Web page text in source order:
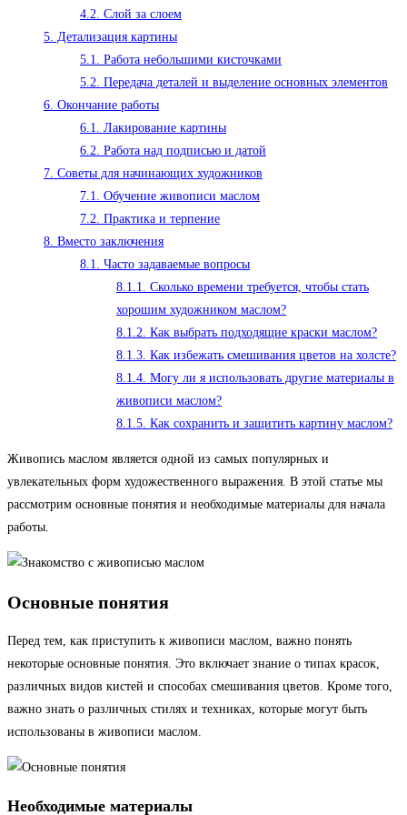
4.2. Слой за слоем
5. Детализация картины
5.1. Работа небольшими кисточками
5.2. Передача деталей и выделение основных элементов
6. Окончание работы
6.1. Лакирование картины
6.2. Работа над подписью и датой
7. Советы для начинающих художников
7.1. Обучение живописи маслом
7.2. Практика и терпение
8. Вместо заключения
8.1. Часто задаваемые вопросы
8.1.1. Сколько времени требуется, чтобы стать
хорошим художником маслом?
8.1.2. Как выбрать подходящие краски маслом?
8.1.3. Как избежать смешивания цветов на холсте?
8.1.4. Могу ли я использовать другие материалы в
живописи маслом?
8.1.5. Как сохранить и защитить картину маслом?
Живопись маслом является одной из самых популярных и
увлекательных форм художественного выражения. В этой статье мы
рассмотрим основные понятия и необходимые материалы для начала
работы.
Основные понятия
Перед тем, как приступить к живописи маслом, важно понять
некоторые основные понятия. Это включает знание о типах красок,
различных видов кистей и способах смешивания цветов. Кроме того,
важно знать о различных стилях и техниках, которые могут быть
использованы в живописи маслом.
Необходимые материалы